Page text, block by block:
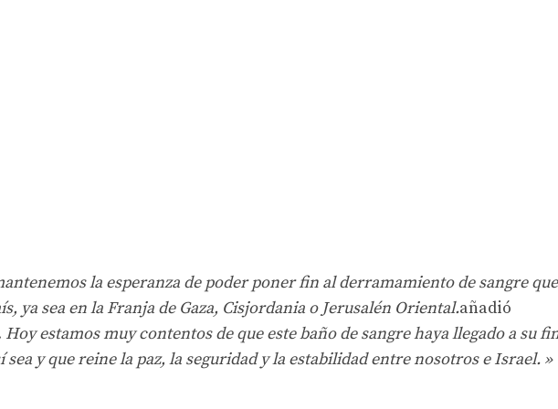
la esperanza de poder poner fin al derramamiento de sangre que
ya sea en la Franja de Gaza, Cisjordania o Jerusalén Oriental.añadió
Hoy estamos muy contentos de que este baño de sangre haya llegado a su
sea y que reine la paz, la seguridad y la estabilidad entre nosotros e Israel. »